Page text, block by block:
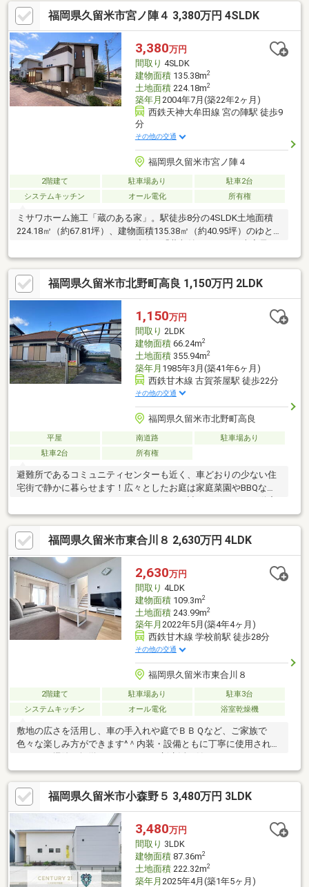
で、お子様を安心して通学させられます。コンビニも近く、ちょ
っとしたお買物が出来て便利です。駐車場は2台分あり、前面道路
が広いので、駐車しやすいです。カーポート付きで、雨降りの買
い物帰りも安心です。南向きで、前面建物が無く、日当たり良好
です。素敵なお家を一度、ぜひご覧下さい。
福岡県久留米市宮ノ陣４ 3,380万円 4SLDK
3,380万円
間取り 4SLDK
建物面積135.38m2
土地面積224.18m2
築年月 2004年7月(築22年2ヶ月)
西鉄天神大牟田線 宮の陣駅 徒歩9
分
その他の交通
福岡県久留米市宮ノ陣４
2階建て 駐車場あり
駐車2台
システムキッチン
オール電化 所有権
ミサワホーム施工「蔵のある家」。駅徒歩8分の4SLDK土地面積
224.18㎡（約67.81坪）、建物面積135.38㎡（約40.95坪）のゆと
収納スペースを確保しながら、居住空間も広く使える設計が魅力
です。北側幅員約6.0ｍの公道に接道し、駐車スペースは2台分。
収納力と快適性を兼ね備えた住まいをお探しの方に、ぜひご検討
いただきたい一邸です。 お気軽にお問い合わせ下さい♪
福岡県久留米市北野町高良 1,150万円 2LDK
1,150万円
間取り 2LDK
建物面積66.24m2
土地面積355.94m2
築年月 1985年3月(築41年6ヶ月)
西鉄甘木線 古賀茶屋駅 徒歩22分
その他の交通
福岡県久留米市北野町高良
平屋 南道路
駐車場あり
駐車2台
所有権
避難所であるコミュニティセンターも近く、車どおりの少ない住
宅街で静かに暮らせます！広々としたお庭は家庭菜園やBBQなど
にいかがでしょうか？リノベーションのご計画も、リノベ不動産
に併せてお任せください！
福岡県久留米市東合川８ 2,630万円 4LDK
2,630万円
間取り 4LDK
建物面積109.3m2
土地面積243.99m2
築年月 2022年5月(築4年4ヶ月)
西鉄甘木線 学校前駅 徒歩28分
その他の交通
福岡県久留米市東合川８
2階建て 駐車場あり
駐車3台
システムキッチン
オール電化 浴室乾燥機
敷地の広さを活用し、車の手入れや庭でＢＢＱなど、ご家族で
色々な楽しみ方ができます^＾内装・設備ともに丁寧に使用されて
福岡県久留米市小森野５ 3,480万円 3LDK
3,480万円
間取り 3LDK
建物面積87.36m2
土地面積222.32m2
築年月 2025年4月(築1年5ヶ月)